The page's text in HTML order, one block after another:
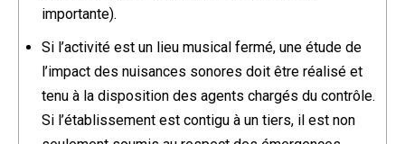
importante).
Si l’activité est un lieu musical fermé, une étude de
l’impact des nuisances sonores doit être réalisé et
tenu à la disposition des agents chargés du contrôle.
Si l’établissement est contigu à un tiers, il est non